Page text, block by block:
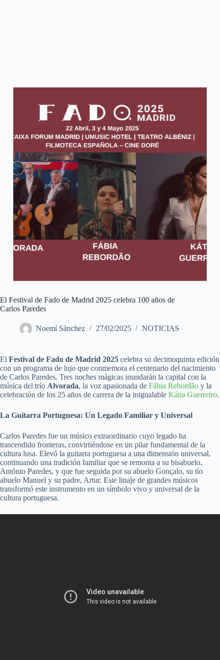
El Festival de Fado de Madrid 2025 celebra 100 años de
Carlos Paredes
Noemí Sánchez 27/02/2025 NOTICIAS
El Festival de Fado de Madrid 2025 celebra su decimoquinta edición
con un programa de lujo que conmemora el centenario del nacimiento
de Carlos Paredes. Tres noches mágicas inundarán la capital con la
música del trío Alvorada, la voz apasionada de Fábia Rebordão y la
celebración de los 25 años de carrera de la inigualable Kátia Guerreiro.
La Guitarra Portuguesa: Un Legado Familiar y Universal
Carlos Paredes fue un músico extraordinario cuyo legado ha
trascendido fronteras, convirtiéndose en un pilar fundamental de la
cultura lusa. Elevó la guitarra portuguesa a una dimensión universal,
continuando una tradición familiar que se remonta a su bisabuelo,
António Paredes, y que fue seguida por su abuelo Gonçalo, su tío
abuelo Manuel y su padre, Artur. Este linaje de grandes músicos
transformó este instrumento en un símbolo vivo y universal de la
cultura portuguesa.